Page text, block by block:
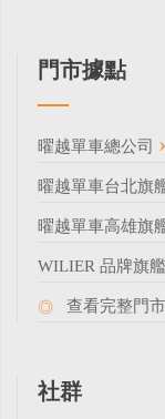
門市據點
曜越單車總公司
曜越單車台北旗
曜越單車高雄旗
WILIER 品牌旗
查看完整門
社群